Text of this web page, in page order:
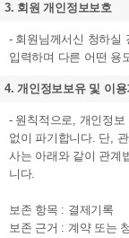
3. 회원 개인정보보호
- 회원님께서신 청하실
입력하며 다른 어떤 용
4. 개인정보보유 및 이용
- 원칙적으로, 개인정
없이 파기합니다. 단,
사는 아래와 같이 관계
니다.
보존 항목 : 결제기록
보존 근거 : 계약 또는